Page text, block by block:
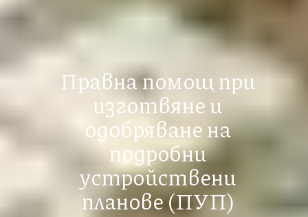
Правна помощ при
изготвяне и
одобряване на
подробни
устройствени
планове (ПУП)